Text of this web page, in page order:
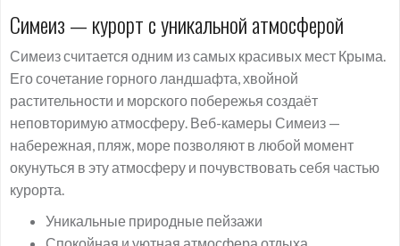
Симеиз — курорт с уникальной атмосферой
Симеиз считается одним из самых красивых мест Крыма.
Его сочетание горного ландшафта, хвойной
растительности и морского побережья создаёт
неповторимую атмосферу. Веб-камеры Симеиз —
набережная, пляж, море позволяют в любой момент
окунуться в эту атмосферу и почувствовать себя частью
курорта.
Уникальные природные пейзажи